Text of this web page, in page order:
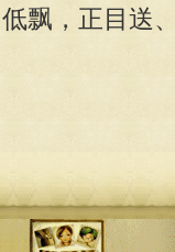
飘，正目送